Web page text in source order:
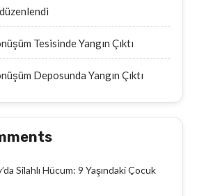
Tesisinde Yangın Çıktı
Deposunda Yangın Çıktı
Silahlı Hücum: 9 Yaşındaki Çocuk